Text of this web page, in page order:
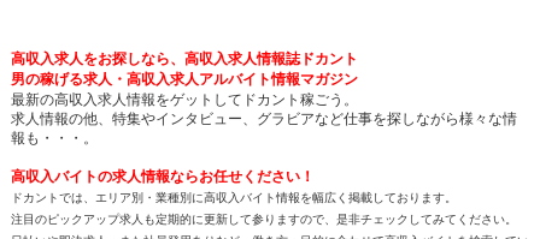
高収入求人をお探しなら、高収入求人情報誌ドカント
男の稼げる求人・高収入求人アルバイト情報マガジン
最新の高収入求人情報をゲットしてドカント稼ごう。
求人情報の他、特集やインタビュー、グラビアなど仕事を探しながら様々な情
報も・・・。
高収入バイトの求人情報ならお任せください！
ドカントでは、エリア別・業種別に高収入バイト情報を幅広く掲載しております。
注目のピックアップ求人も定期的に更新して参りますので、是非チェックしてみてください。